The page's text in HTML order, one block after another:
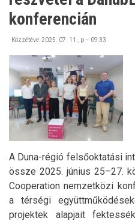
konferencián
Közzétéve:2025. 07. 11., p – 09:33
A Duna-régió felsőoktatási
össze 2025. június 25–27.
Cooperation nemzetközi
a térségi
projektek alapjait